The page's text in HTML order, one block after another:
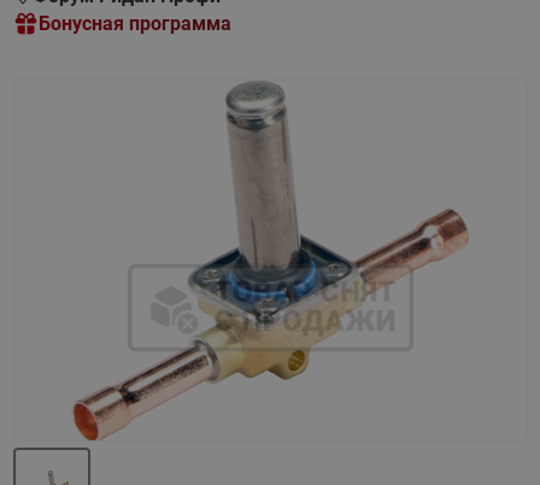
Бонусная программа